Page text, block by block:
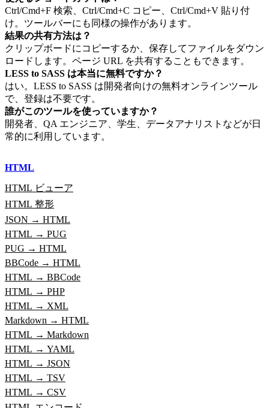
Ctrl/Cmd+F 検索、Ctrl/Cmd+C コピー、Ctrl/Cmd+V 貼り付
け。ツールバーにも同様の操作があります。
結果の共有方法は？
クリップボードにコピーするか、保存してファイルをダウン
ロードします。ページ URL を共有することもできます。
LESS to SASS は本当に無料ですか？
はい。LESS to SASS は開発者向けの無料オンラインツール
で、登録は不要です。
誰がこのツールを使っていますか？
開発者、QA エンジニア、学生、データアナリストなどが日
常的に利用しています。
HTML
HTML ビューア
HTML 整形
JSON → HTML
HTML → PUG
PUG → HTML
BBCode → HTML
HTML → BBCode
HTML → PHP
HTML → XML
Markdown → HTML
HTML → Markdown
HTML → YAML
HTML → JSON
HTML → TSV
HTML → CSV